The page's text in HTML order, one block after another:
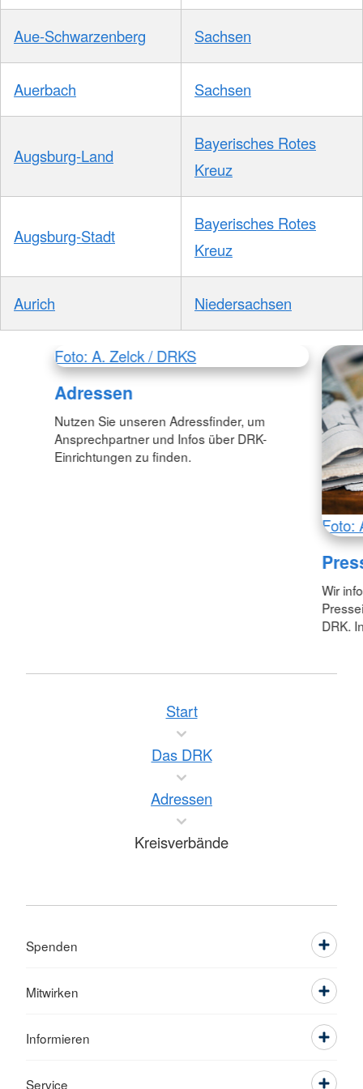
Aue-Schwarzenberg Sachsen
Auerbach Sachsen
Augsburg-Land
Bayerisches Rotes
Kreuz
Augsburg-Stadt
Bayerisches Rotes
Kreuz
Aurich Niedersachsen
Foto: A. Zelck / DRKS
Adressen
Nutzen Sie unseren Adressfinder, um
Ansprechpartner und Infos über DRK-
Einrichtungen zu finden.
Foto:
Wir
DRK.
Start
Das DRK
Adressen
Kreisverbände
Spenden
Mitwirken
Informieren
Service